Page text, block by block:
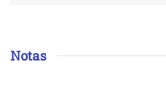
Notas